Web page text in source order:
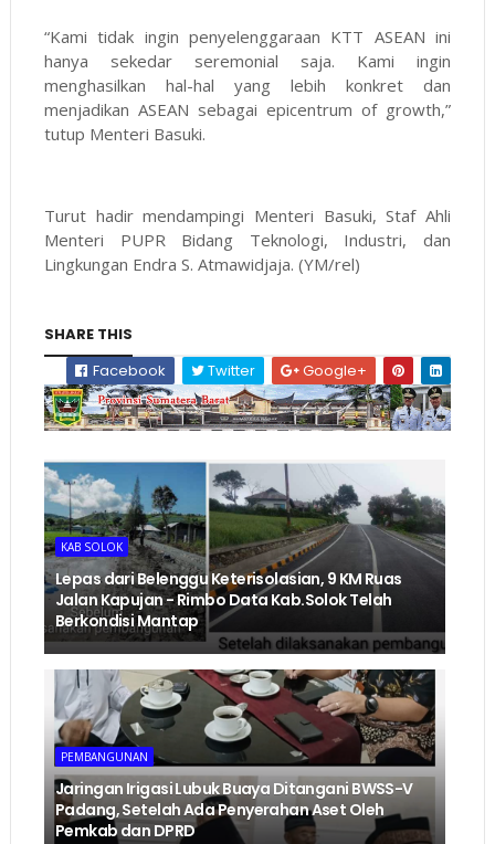
“Kami tidak ingin penyelenggaraan KTT ASEAN ini
hanya sekedar seremonial saja. Kami ingin
menghasilkan hal-hal yang lebih konkret dan
menjadikan ASEAN sebagai epicentrum of growth,”
tutup Menteri Basuki.
Turut hadir mendampingi Menteri Basuki, Staf Ahli
Menteri PUPR Bidang Teknologi, Industri, dan
Lingkungan Endra S. Atmawidjaja. (YM/rel)
SHARE THIS
Facebook
Twitter Google+
KAB SOLOK
Lepas dari Belenggu Keterisolasian, 9 KM Ruas
Jalan Kapujan - Rimbo Data Kab.Solok Telah
Berkondisi Mantap
PEMBANGUNAN
Jaringan Irigasi Lubuk Buaya Ditangani BWSS-V
Padang, Setelah Ada Penyerahan Aset Oleh
Pemkab dan DPRD